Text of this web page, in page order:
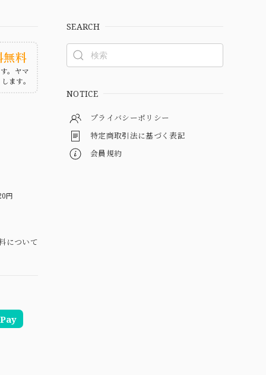
無料
。ヤマ
ます。
円
について
SEARCH
NOTICE
プライバシーポリシー
特定商取引法に基づく表記
会員規約